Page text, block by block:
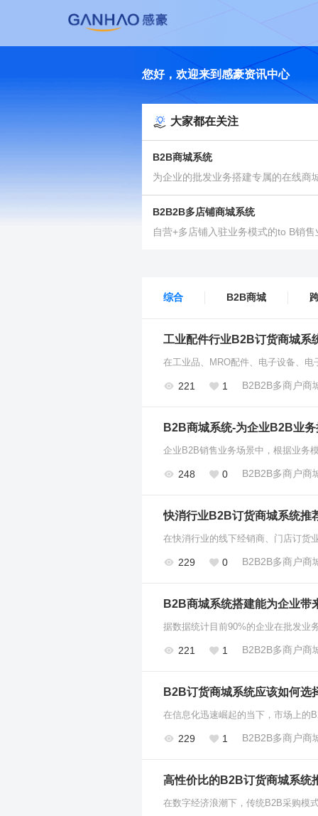
您好，欢迎来到感豪资讯中心
大家都在关注
B2B商城系统
为企业的批发业务搭建专属的在线商
B2B2B多店铺商城系统
自营+多店铺入驻业务模式的to B销售
综合 B2B商城
工业配件行业B2B订货商城系
221 1 B2B2B多商户商
B2B商城系统-为企业B2B业
248 0 B2B2B多商户商
快消行业B2B订货商城系统推
229 0 B2B2B多商户商
B2B商城系统搭建能为企业带
221 1 B2B2B多商户商
B2B订货商城系统应该如何选
229 1 B2B2B多商户商
高性价比的B2B订货商城系统